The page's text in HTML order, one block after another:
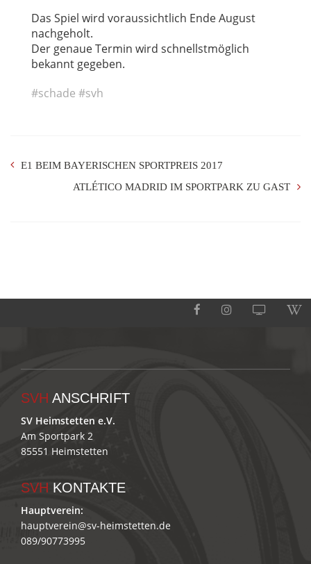
Das Spiel wird voraussichtlich Ende August
nachgeholt.
Der genaue Termin wird schnellstmöglich
bekannt gegeben.
#schade #svh
E1 BEIM BAYERISCHEN SPORTPREIS 2017
ATLÉTICO MADRID IM SPORTPARK ZU GAST
SVH ANSCHRIFT
SV Heimstetten e.V.
Am Sportpark 2
85551 Heimstetten
SVH KONTAKTE
Hauptverein:
hauptverein@sv-heimstetten.de
089/90773995